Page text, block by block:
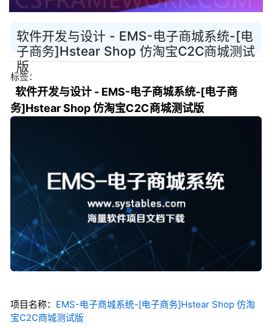
软件开发与设计 - EMS-电子商城系统-[电
子商务]Hstear Shop 仿淘宝C2C商城测试
版
标签：
软件开发与设计 - EMS-电子商城系统-[电子商
务]Hstear Shop 仿淘宝C2C商城测试版
项目名称： EMS-电子商城系统-[电子商务]Hstear Shop 仿淘
宝C2C商城测试版